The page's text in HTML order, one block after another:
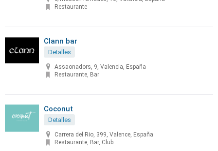
Restaurante
Clann bar
Detalles
Assaonadors, 9, Valencia, España
Restaurante, Bar
Coconut
Detalles
Carrera del Rio, 399, Valence, España
Restaurante, Bar, Club